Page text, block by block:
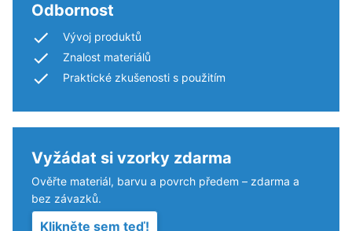
Odbornost
Vývoj produktů
Znalost materiálů
Praktické zkušenosti s použitím
Vyžádat si vzorky zdarma
Ověřte materiál, barvu a povrch předem – zdarma a
bez závazků.
Klikněte sem teď!